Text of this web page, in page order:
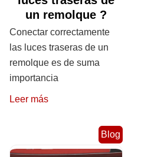
un remolque ?
Conectar correctamente
las luces traseras de un
remolque es de suma
importancia
Leer más
Blog